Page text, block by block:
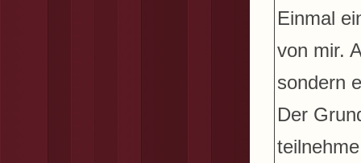
Einmal
von mir.
sondern
Der